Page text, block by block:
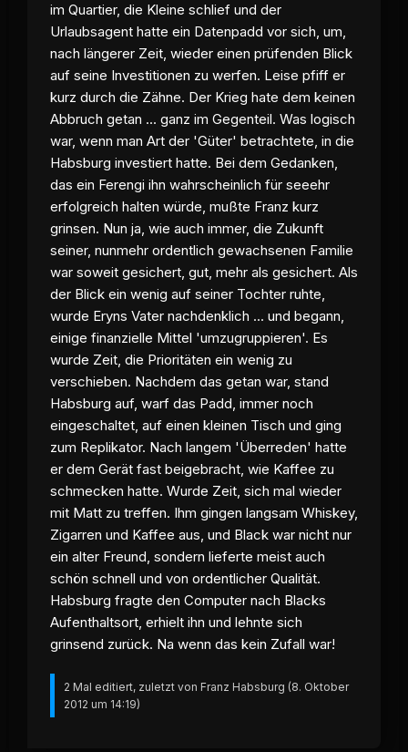
im Quartier, die Kleine schlief und der
Urlaubsagent hatte ein Datenpadd vor sich, um,
nach längerer Zeit, wieder einen prüfenden Blick
auf seine Investitionen zu werfen. Leise pfiff er
kurz durch die Zähne. Der Krieg hate dem keinen
Abbruch getan ... ganz im Gegenteil. Was logisch
war, wenn man Art der 'Güter' betrachtete, in die
Habsburg investiert hatte. Bei dem Gedanken,
das ein Ferengi ihn wahrscheinlich für seeehr
erfolgreich halten würde, mußte Franz kurz
grinsen. Nun ja, wie auch immer, die Zukunft
seiner, nunmehr ordentlich gewachsenen Familie
war soweit gesichert, gut, mehr als gesichert. Als
der Blick ein wenig auf seiner Tochter ruhte,
wurde Eryns Vater nachdenklich ... und begann,
einige finanzielle Mittel 'umzugruppieren'. Es
wurde Zeit, die Prioritäten ein wenig zu
verschieben. Nachdem das getan war, stand
Habsburg auf, warf das Padd, immer noch
eingeschaltet, auf einen kleinen Tisch und ging
zum Replikator. Nach langem 'Überreden' hatte
er dem Gerät fast beigebracht, wie Kaffee zu
schmecken hatte. Wurde Zeit, sich mal wieder
mit Matt zu treffen. Ihm gingen langsam Whiskey,
Zigarren und Kaffee aus, und Black war nicht nur
ein alter Freund, sondern lieferte meist auch
schön schnell und von ordentlicher Qualität.
Habsburg fragte den Computer nach Blacks
Aufenthaltsort, erhielt ihn und lehnte sich
grinsend zurück. Na wenn das kein Zufall war!
2 Mal editiert, zuletzt von Franz Habsburg (8. Oktober
2012 um 14:19)